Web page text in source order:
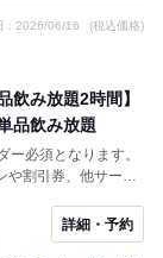
: 2026/06/16 (税込価格)
飲み放題2時間】
品飲み放題
必須となります。
や割引券、他サービ
たらご予約くださ
詳細・予約